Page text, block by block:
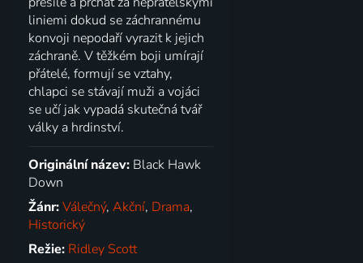
liniemi dokud se záchrannému
konvoji nepodaří vyrazit k jejich
záchraně. V těžkém boji umírají
přátelé, formují se vztahy,
chlapci se stávají muži a vojáci
se učí jak vypadá skutečná tvář
války a hrdinství.
Originální název: Black Hawk
Down
Žánr:Válečný,Akční, Drama,
Historický
Režie: Ridley Scott